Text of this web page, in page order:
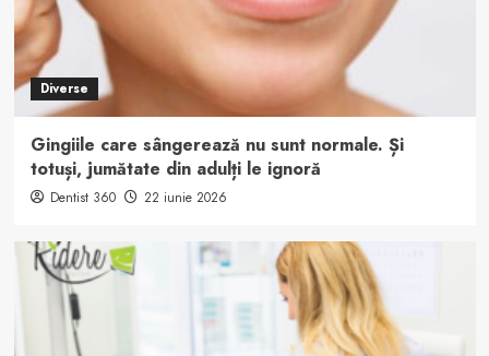
Diverse
Gingiile care sângerează nu sunt normale. Și
totuși, jumătate din adulți le ignoră
Dentist 360 22 iunie 2026